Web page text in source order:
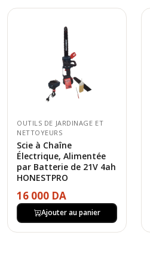
OUTILS DE JARDINAGE ET
NETTOYEURS
Scie à Chaîne
Électrique, Alimentée
par Batterie de 21V 4ah
HONESTPRO
16 000 DA
Ajouter au panier